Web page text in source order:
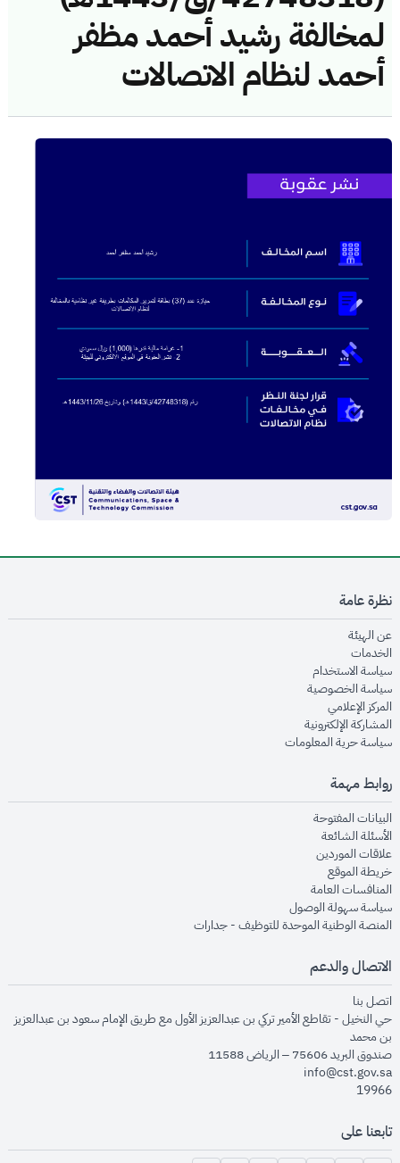
لمخالفة رشيد أحمد مظفر
أحمد لنظام الاتصالات
نظرة عامة
عن الهيئةopens in new window
الخدماتopens in new window
سياسة الاستخدام
سياسة الخصوصيةopens in new window
المركز الإعلاميopens in new window
المشاركة الإلكترونيةopens in new window
سياسة حرية المعلوماتopens in new window
روابط مهمة
البيانات المفتوحةopens in new window
الأسئلة الشائعةopens in new window
علاقات الموردينopens in new window
خريطة الموقعopens in new window
المنافسات العامةopens in new window
سياسة سهولة الوصولopens in new window
المنصة الوطنية الموحدة للتوظيف - جداراتopens in new window
الاتصال والدعم
اتصل بنا
حي النخيل - تقاطع الأمير تركي بن عبدالعزيز الأول مع طريق الإمام سعود بن عبدالعزيز
بن محمد
صندوق البريد 75606 – الرياض 11588
info@cst.gov.sa
19966
تابعنا على